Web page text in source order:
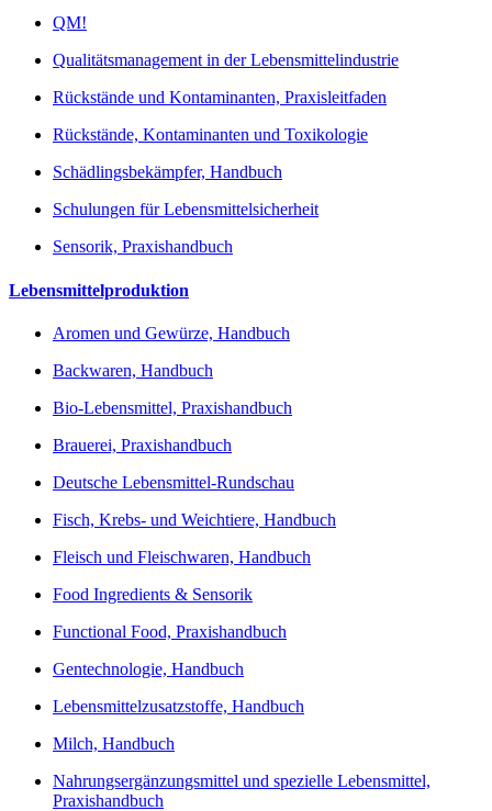
QM!
Qualitätsmanagement in der Lebensmittelindustrie
Rückstände und Kontaminanten, Praxisleitfaden
Rückstände, Kontaminanten und Toxikologie
Schädlingsbekämpfer, Handbuch
Schulungen für Lebensmittelsicherheit
Sensorik, Praxishandbuch
Lebensmittelproduktion
Aromen und Gewürze, Handbuch
Backwaren, Handbuch
Bio-Lebensmittel, Praxishandbuch
Brauerei, Praxishandbuch
Deutsche Lebensmittel-Rundschau
Fisch, Krebs- und Weichtiere, Handbuch
Fleisch und Fleischwaren, Handbuch
Food Ingredients & Sensorik
Functional Food, Praxishandbuch
Gentechnologie, Handbuch
Lebensmittelzusatzstoffe, Handbuch
Milch, Handbuch
Nahrungsergänzungsmittel und spezielle Lebensmittel,
Praxishandbuch